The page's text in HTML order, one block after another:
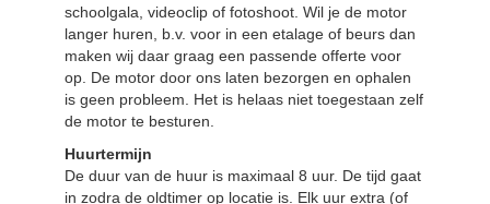
schoolgala, videoclip of fotoshoot. Wil je de motor
langer huren, b.v. voor in een etalage of beurs dan
maken wij daar graag een passende offerte voor
op. De motor door ons laten bezorgen en ophalen
is geen probleem. Het is helaas niet toegestaan zelf
de motor te besturen.
Huurtermijn
De duur van de huur is maximaal 8 uur. De tijd gaat
in zodra de oldtimer op locatie is. Elk uur extra (of